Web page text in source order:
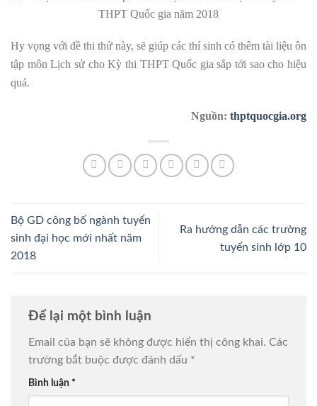
Hy vọng với đề thi thử này, sẽ giúp các thí sinh có thêm tài liệu ôn
tập môn Lịch sử cho Kỳ thi THPT Quốc gia sắp tới sao cho hiệu
quả.
Nguồn: thptquocgia.org
Bộ GD công bố ngành tuyển
sinh đại học mới nhất năm
2018
Ra hướng dẫn các trường
tuyển sinh lớp 10
Để lại một bình luận
Email của bạn sẽ không được hiển thị công khai. Các
trường bắt buộc được đánh dấu *
Bình luận *